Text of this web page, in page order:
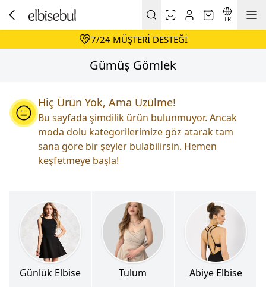
TR
KOŞULSUZ & KOLAY İADE
7/24 MÜŞTERI DESTEĞI
DAIMA HESAPLI ALIŞVERIŞ
Gümüş Gömlek
Hiç Ürün Yok, Ama Üzülme!
Bu sayfada şimdilik ürün bulunmuyor. Ancak
moda dolu kategorilerimize göz atarak tam
sana göre bir şeyler bulabilirsin. Hemen
keşfetmeye başla!
Günlük Elbise Tulum Abiye Elbise